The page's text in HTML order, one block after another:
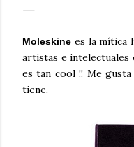
Moleskine es la mítica
artistas e intelectuales
es tan cool !! Me
tiene.